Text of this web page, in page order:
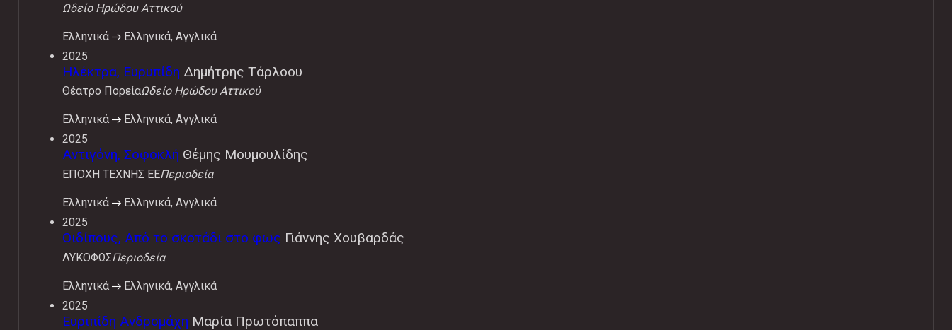
Ωδείο Ηρώδου Αττικού
Ελληνικά
Ελληνικά, Αγγλικά
2025
Ηλέκτρα, Ευρυπίδη Δημήτρης Τάρλοου
Θέατρο ΠορείαΩδείο Ηρώδου Αττικού
Ελληνικά
Ελληνικά, Αγγλικά
2025
Αντιγόνη, Σοφοκλή Θέμης Μουμουλίδης
ΕΠΟΧΗ ΤΕΧΝΗΣ ΕΕΠεριοδεία
Ελληνικά
Ελληνικά, Αγγλικά
2025
Οιδίπους, Από το σκοτάδι στο φως Γιάννης Χουβαρδάς
ΛΥΚΟΦΩΣΠεριοδεία
Ελληνικά
Ελληνικά, Αγγλικά
2025
Ευριπίδη Ανδρομάχη Μαρία Πρωτόπαππα